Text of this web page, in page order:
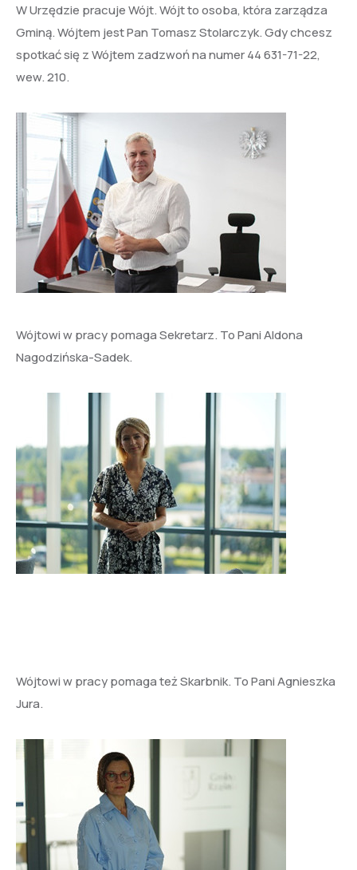
W Urzędzie pracuje Wójt. Wójt to osoba, która zarządza
Gminą. Wójtem jest Pan Tomasz Stolarczyk. Gdy chcesz
spotkać się z Wójtem zadzwoń na numer 44 631-71-22,
wew. 210.
Wójtowi w pracy pomaga Sekretarz. To Pani Aldona
Nagodzińska-Sadek.
Wójtowi w pracy pomaga też Skarbnik. To Pani Agnieszka
Jura.